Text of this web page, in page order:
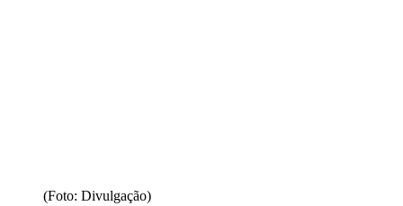
(Foto: Divulgação)